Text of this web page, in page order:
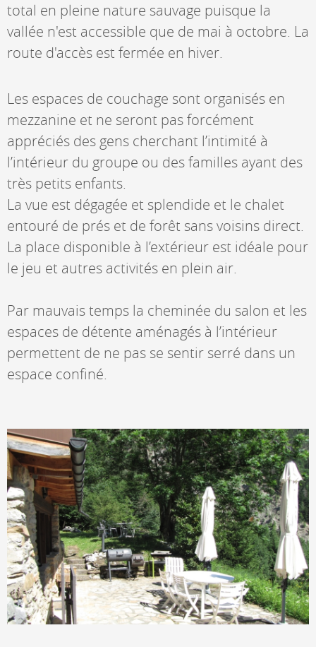
total en pleine nature sauvage puisque la
vallée n'est accessible que de mai à octobre. La
route d'accès est fermée en hiver.
Les espaces de couchage sont organisés en
mezzanine et ne seront pas forcément
appréciés des gens cherchant l’intimité à
l’intérieur du groupe ou des familles ayant des
très petits enfants.
La vue est dégagée et splendide et le chalet
entouré de prés et de forêt sans voisins direct.
La place disponible à l’extérieur est idéale pour
le jeu et autres activités en plein air.
Par mauvais temps la cheminée du salon et les
espaces de détente aménagés à l’intérieur
permettent de ne pas se sentir serré dans un
espace confiné.